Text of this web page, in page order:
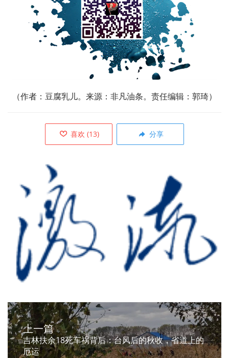
（作者： 豆腐乳儿。来源：非凡油条。责任编辑：郭琦）
喜欢 (13) 分享
上一篇
吉林扶余18死车祸背后：台风后的秋收，省道上的
厄运